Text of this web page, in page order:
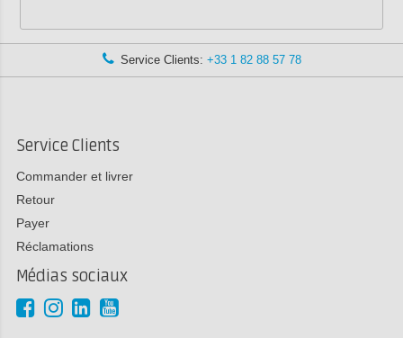
Service Clients: +33 1 82 88 57 78
Service Clients
Commander et livrer
Retour
Payer
Réclamations
Médias sociaux